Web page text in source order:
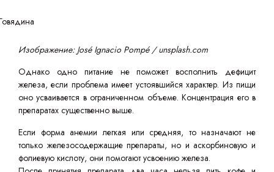
Изображение: José Ignacio Pompé / unsplash.com
Однако одно питание не поможет восполнить дефицит
железа, если проблема имеет устоявшийся характер. Из пищи
оно усваивается в ограниченном объеме. Концентрация его в
препаратах существенно выше.
Если форма анемии легкая или средняя, то назначают не
только железосодержащие препараты, но и аскорбиновую и
фолиевую кислоту, они помогают усвоению железа.